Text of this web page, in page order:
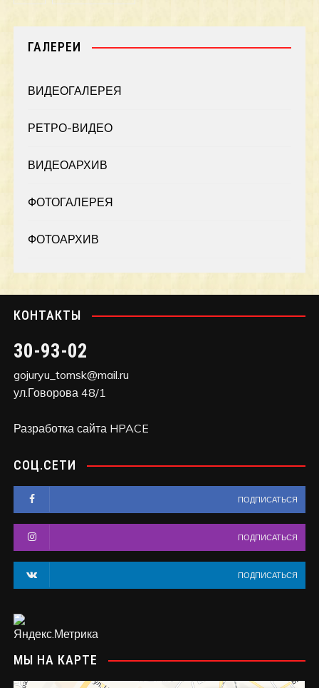
ГАЛЕРЕИ
ВИДЕОГАЛЕРЕЯ
РЕТРО-ВИДЕО
ВИДЕОАРХИВ
ФОТОГАЛЕРЕЯ
ФОТОАРХИВ
КОНТАКТЫ
30-93-02
gojuryu_tomsk@mail.ru
ул.Говорова 48/1
Разработка сайта HPACE
СОЦ.СЕТИ
ПОДПИСАТЬСЯ
ПОДПИСАТЬСЯ
ПОДПИСАТЬСЯ
МЫ НА КАРТЕ